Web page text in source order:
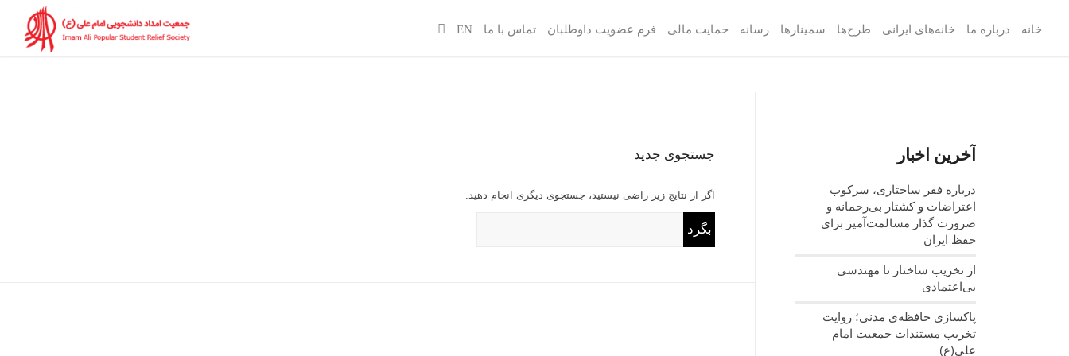
خانه درباره ما خانه‌های ایرانی طرح‌ها سمینارها رسانه حمایت مالی فرم عضویت داوطلبان تماس با ما EN
جستجوی جدید
اگر از نتایج زیر راضی نیستید، جستجوی دیگری انجام دهید.
آخرین اخبار
درباره فقر ساختاری، سرکوب
اعتراضات و کشتار بی‌رحمانه و
ضرورت گذار مسالمت‌آمیز برای
حفظ ایران
از تخریب ساختار تا مهندسی
بی‌اعتمادی
پاکسازی حافظه‌ی مدنی؛ روایت
تخریب مستندات جمعیت امام
علی(ع)